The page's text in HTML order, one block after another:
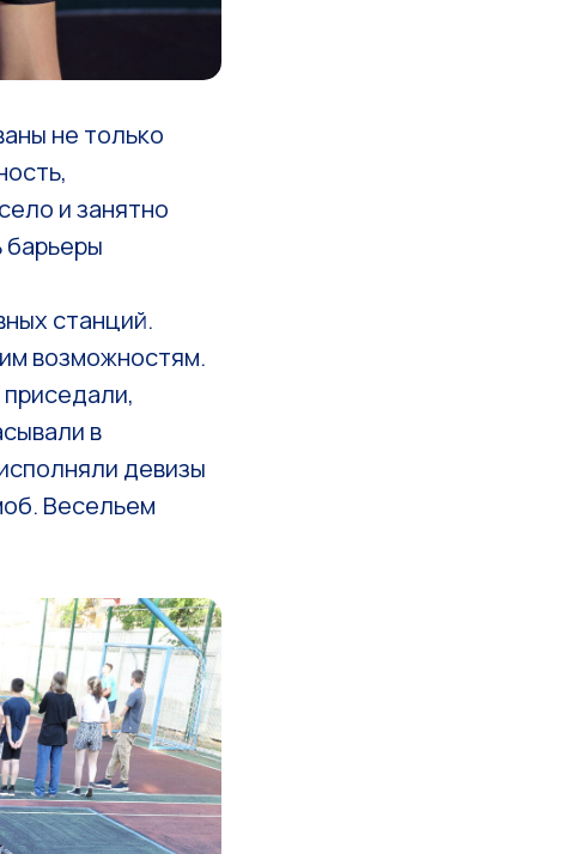
не только
и занятно
барьеры
станций.
возможностям.
в
девизы
Весельем